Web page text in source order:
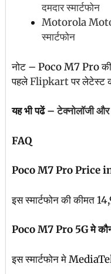
दमदार स्मार्टफोन
Motorola Moto
स्मार्टफोन
नोट – Poco M7 Pro
पहलेFlipkartपर लेटेस्ट
यह भी पढें –टेक्नोलॉजी और
FAQ
Poco M7 Pro Price
इस स्मार्टफोन की कीमत
Poco M7 Pro 5G मे
इस स्मार्टफोन मे